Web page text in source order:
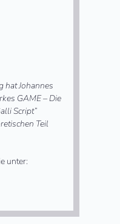
hat Johannes
GAME – Die
Script”
Teil
unter: